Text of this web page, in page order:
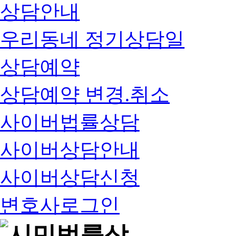
상담안내
우리동네 정기상담일
상담예약
상담예약 변경.취소
사이버법률상담
사이버상담안내
사이버상담신청
변호사로그인